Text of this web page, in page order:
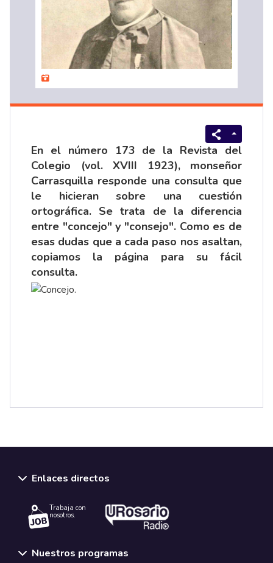
En el número 173 de la Revista del
Colegio (vol. XVIII 1923), monseñor
Carrasquilla responde una consulta que
le hicieran sobre una cuestión
ortográfica. Se trata de la diferencia
entre "concejo" y "consejo". Como es de
esas dudas que a cada paso nos asaltan,
copiamos la página para su fácil
consulta.
Enlaces directos
Trabaja con
nosotros.
Nuestros programas